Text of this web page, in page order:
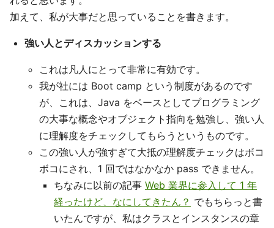
加えて、私が大事だと思っていることを書きます。
強い人とディスカッションする
これは凡人にとって非常に有効です。
我が社には Boot camp という制度があるのです
が、これは、Java をベースとしてプログラミング
の大事な概念やオブジェクト指向を勉強し、強い人
に理解度をチェックしてもらうというものです。
この強い人が強すぎて大抵の理解度チェックはボコ
ボコにされ、1 回ではなかなか pass できません。
ちなみに以前の記事 Web 業界に参入して 1 年
経ったけど、なにしてきたん？ でもちらっと書
いたんですが、私はクラスとインスタンスの章